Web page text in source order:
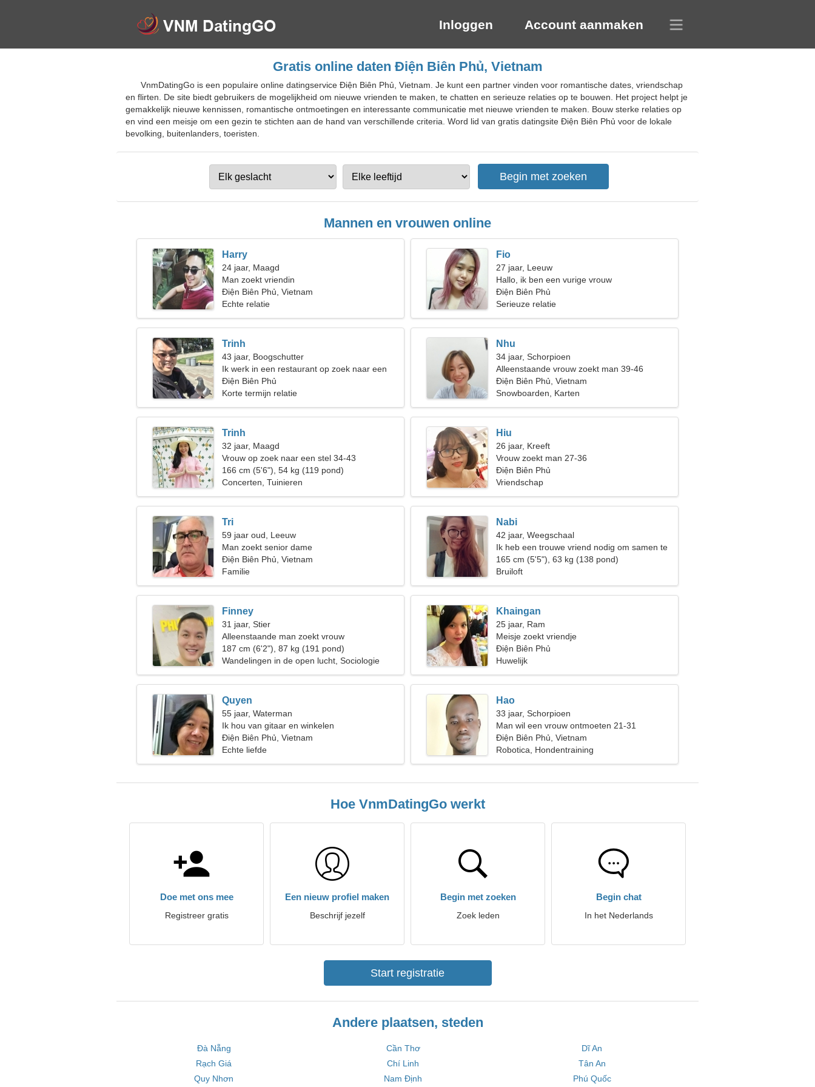
Inloggen Account aanmaken
Gratis online daten Điện Biên Phủ, Vietnam
VnmDatingGo is een populaire online datingservice Điện Biên Phủ, Vietnam. Je kunt een partner vinden voor romantische dates, vriendschap
en flirten. De site biedt gebruikers de mogelijkheid om nieuwe vrienden te maken, te chatten en serieuze relaties op te bouwen. Het project helpt je
gemakkelijk nieuwe kennissen, romantische ontmoetingen en interessante communicatie met nieuwe vrienden te maken. Bouw sterke relaties op
en vind een meisje om een gezin te stichten aan de hand van verschillende criteria. Word lid van gratis datingsite Điện Biên Phủ voor de lokale
bevolking, buitenlanders, toeristen.
Mannen en vrouwen online
Harry
24 jaar, Maagd
Man zoekt vriendin
Điện Biên Phủ, Vietnam
Echte relatie
Fio
27 jaar, Leeuw
Hallo, ik ben een vurige vrouw
Điện Biên Phủ
Serieuze relatie
Trinh
43 jaar, Boogschutter
Ik werk in een restaurant op zoek naar een
verleidelijke vrouw
Điện Biên Phủ
Korte termijn relatie
Nhu
34 jaar, Schorpioen
Alleenstaande vrouw zoekt man 39-46
Điện Biên Phủ, Vietnam
Snowboarden, Karten
Trinh
32 jaar, Maagd
Vrouw op zoek naar een stel 34-43
166 cm (5'6"), 54 kg (119 pond)
Concerten, Tuinieren
Hiu
26 jaar, Kreeft
Vrouw zoekt man 27-36
Điện Biên Phủ
Vriendschap
Tri
59 jaar oud, Leeuw
Man zoekt senior dame
Điện Biên Phủ, Vietnam
Familie
Nabi
42 jaar, Weegschaal
Ik heb een trouwe vriend nodig om samen te
reizen
165 cm (5'5"), 63 kg (138 pond)
Bruiloft
Finney
31 jaar, Stier
Alleenstaande man zoekt vrouw
187 cm (6'2"), 87 kg (191 pond)
Wandelingen in de open lucht, Sociologie
Khaingan
25 jaar, Ram
Meisje zoekt vriendje
Điện Biên Phủ
Huwelijk
Quyen
55 jaar, Waterman
Ik hou van gitaar en winkelen
Điện Biên Phủ, Vietnam
Echte liefde
Hao
33 jaar, Schorpioen
Man wil een vrouw ontmoeten 21-31
Điện Biên Phủ, Vietnam
Robotica, Hondentraining
Hoe VnmDatingGo werkt
Doe met ons mee
Registreer gratis
Een nieuw profiel maken
Beschrijf jezelf
Begin met zoeken
Zoek leden
Begin chat
In het Nederlands
Start registratie
Andere plaatsen, steden
Đà Nẵng Cần Thơ
Dĩ An
Rạch Giá
Chí Linh
Tân An
Quy Nhơn
Nam Định Phú Quốc